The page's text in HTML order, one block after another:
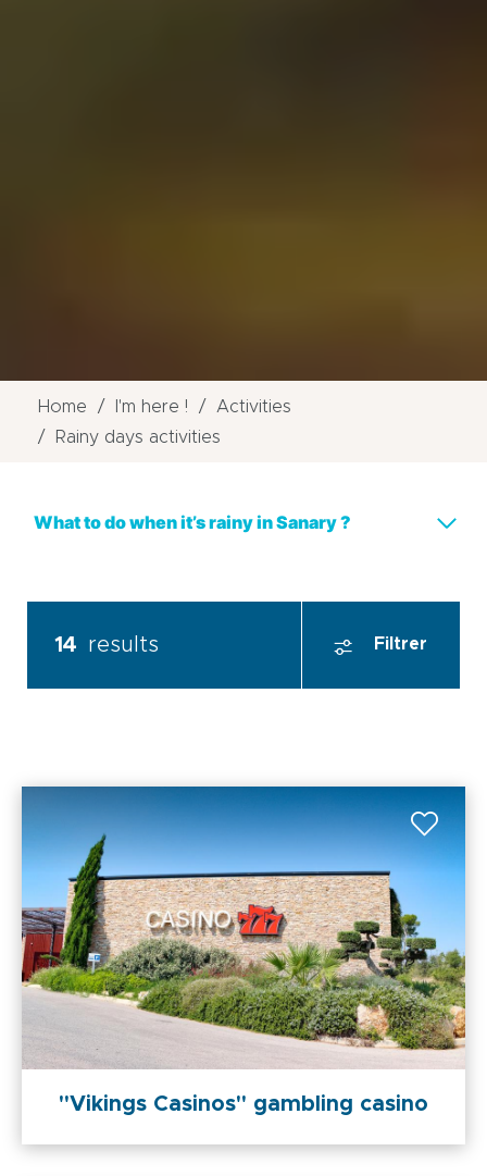
Home I'm here !
Activities
Rainy days activities
What to do when it’s rainy in Sanary ?
14 results Filtrer
"Vikings Casinos" gambling casino